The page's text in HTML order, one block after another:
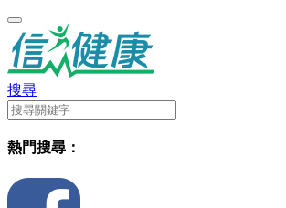
搜尋
熱門搜尋：